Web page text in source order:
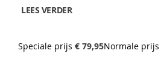
LEES VERDER
Speciale prijs € 79,95Normale prijs